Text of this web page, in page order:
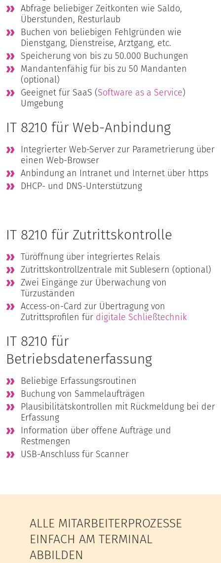
Abfrage beliebiger Zeitkonten wie Saldo,
Überstunden, Resturlaub
Buchen von beliebigen Fehlgründen wie
Dienstgang, Dienstreise, Arztgang, etc.
Speicherung von bis zu 50.000 Buchungen
Mandantenfähig für bis zu 50 Mandanten
(optional)
Geeignet für SaaS (Software as a Service)
Umgebung
IT 8210 für Web-Anbindung
Integrierter Web-Server zur Parametrierung über
einen Web-Browser
Anbindung an Intranet und Internet über https
DHCP- und DNS-Unterstützung
IT 8210 für Zutrittskontrolle
Türöffnung über integriertes Relais
Zutrittskontrollzentrale mit Sublesern (optional)
Zwei Eingänge zur Überwachung von
Türzuständen
Access-on-Card zur Übertragung von
Zutrittsprofilen für digitale Schließtechnik
IT 8210 für
Betriebsdatenerfassung
Beliebige Erfassungsroutinen
Buchung von Sammelaufträgen
Plausibilitätskontrollen mit Rückmeldung bei der
Erfassung
Information über offene Aufträge und
Restmengen
USB-Anschluss für Scanner
ALLE MITARBEITERPROZESSE
EINFACH AM TERMINAL
ABBILDEN